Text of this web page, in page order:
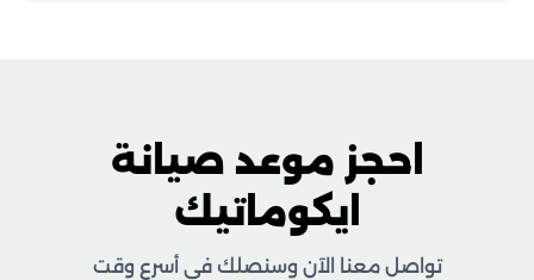
احجز موعد صيانة
ايكوماتيك
تواصل معنا الآن وسنصلك في أسرع وقت